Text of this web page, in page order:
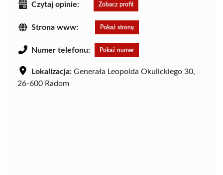
Czytaj opinie: Zobacz profil
Strona www: Pokaż stronę
Numer telefonu: Pokaż numer
Lokalizacja: Generała Leopolda Okulickiego 30,
26-600 Radom